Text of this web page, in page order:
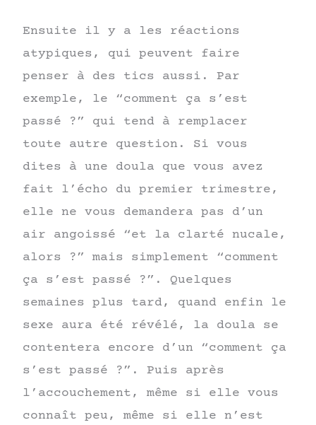
Ensuite il y a les réactions
atypiques, qui peuvent faire
penser à des tics aussi. Par
exemple, le “comment ça s’est
passé ?” qui tend à remplacer
toute autre question. Si vous
dites à une doula que vous avez
fait l’écho du premier trimestre,
elle ne vous demandera pas d’un
air angoissé “et la clarté nucale,
alors ?” mais simplement “comment
ça s’est passé ?”. Quelques
semaines plus tard, quand enfin le
sexe aura été révélé, la doula se
contentera encore d’un “comment ça
s’est passé ?”. Puis après
l’accouchement, même si elle vous
connaît peu, même si elle n’est